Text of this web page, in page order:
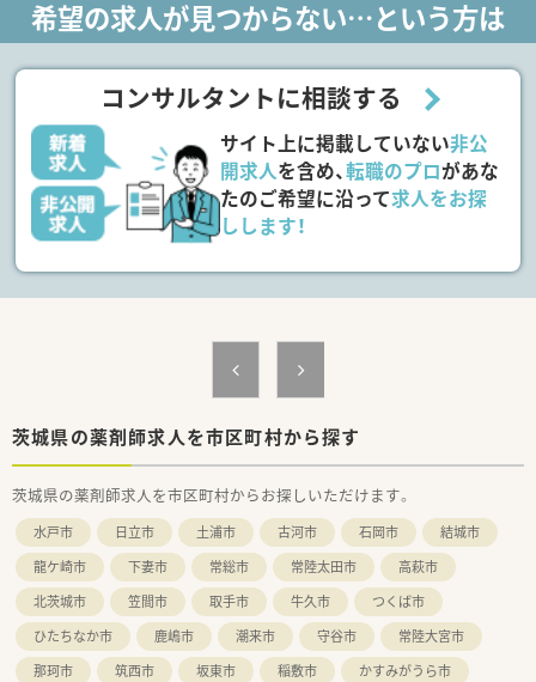
種多様に用意されています。
■店舗拡大に伴い、エリアマネジャーや営業部長等のマネジメン
とも可能です。
■その他にも、管理部門や商品部門等の本社スタッフなど活動領
域は多種多様です。
■在宅実施店舗は年々増加しており、在宅医療へもしっかりと関
わる事ができます。
■育児休暇は3歳まで取得が可能で、時短制度は小学5年生まで
時短勤務ができるよう変更予定です。
■日用品から常備薬まで、従業員割引制度など嬉しいメリットも
たくさんあります！
希望の求人が見つからない…という方は
コンサルタントに相談する
サイト上に掲載していない非公
開求人を含め、転職のプロがあな
たのご希望に沿って求人をお探
しします！
茨城県の薬剤師求人を市区町村から探す
茨城県の薬剤師求人を市区町村からお探しいただけます。
水戸市 日立市 土浦市 古河市 石岡市
結城市
龍ケ崎市
下妻市 常総市 常陸太田市
高萩市
北茨城市
笠間市 取手市 牛久市
つくば市
ひたちなか市
鹿嶋市 潮来市 守谷市
常陸大宮市
那珂市
筑西市 坂東市 稲敷市
かすみがうら市